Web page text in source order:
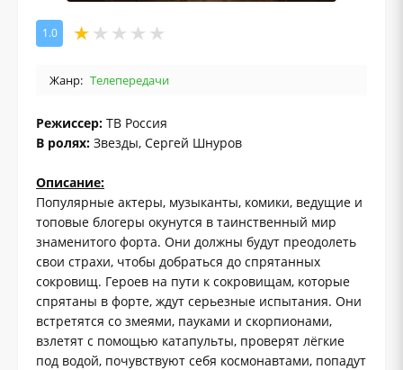
1.0
Жанр: Телепередачи
Режиссер: ТВ Россия
В ролях: Звезды, Сергей Шнуров
Описание:
Популярные актеры, музыканты, комики, ведущие и
топовые блогеры окунутся в таинственный мир
знаменитого форта. Они должны будут преодолеть
свои страхи, чтобы добраться до спрятанных
сокровищ. Героев на пути к сокровищам, которые
спрятаны в форте, ждут серьезные испытания. Они
встретятся со змеями, пауками и скорпионами,
взлетят с помощью катапульты, проверят лёгкие
под водой, почувствуют себя космонавтами, попадут